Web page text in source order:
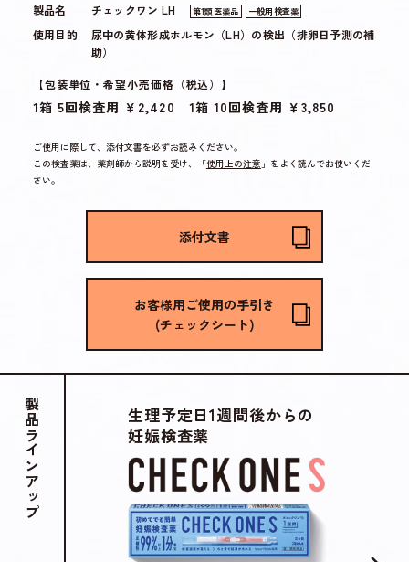
製品名 チェックワン LH 第1類医薬品 一般用検査薬
使用目的
尿中の黄体形成ホルモン（LH）の検出（排卵日予測の補
助）
【包装単位・希望小売価格（税込）】
1箱 5回検査用 ￥2,420 1箱 10回検査用 ￥3,850
ご使用に際して、添付文書を必ずお読みください。
この検査薬は、薬剤師から説明を受け、「使用上の注意 」をよく読んでお使いくだ
さい。
添付文書
お客様用ご使用の手引き
(チェックシート)
製品ラインアップ
生理予定日1週間後からの
妊娠検査薬